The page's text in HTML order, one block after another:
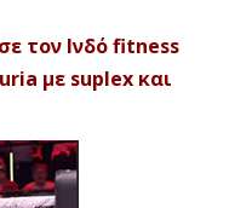
τον Ινδό fitness
με suplex και